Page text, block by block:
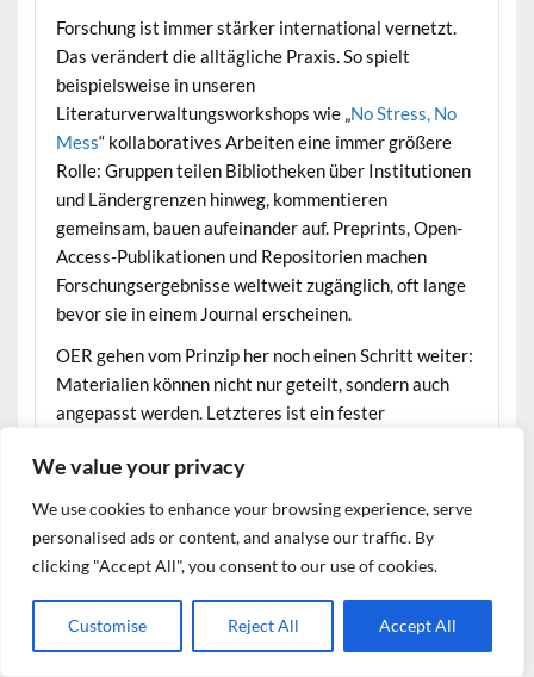
We value your privacy
We use cookies to enhance your browsing experience, serve
personalised ads or content, and analyse our traffic. By
clicking "Accept All", you consent to our use of cookies.
Customise Reject All Accept All
Forschung ist immer stärker international vernetzt.
Das verändert die alltägliche Praxis. So spielt
beispielsweise in unseren
Literaturverwaltungsworkshops wie „No Stress, No
Mess“ kollaboratives Arbeiten eine immer größere
Rolle: Gruppen teilen Bibliotheken über Institutionen
und Ländergrenzen hinweg, kommentieren
gemeinsam, bauen aufeinander auf. Preprints, Open-
Access-Publikationen und Repositorien machen
Forschungsergebnisse weltweit zugänglich, oft lange
bevor sie in einem Journal erscheinen.
OER gehen vom Prinzip her noch einen Schritt weiter:
Materialien können nicht nur geteilt, sondern auch
angepasst werden. Letzteres ist ein fester
vielen anderen offenen Materialien unterscheidet.
Eine Ressource, die in Deutschland entwickelt wurde,
kann in anderen Teilen der Welt weitergenutzt,
übersetzt oder für einen anderen Kontext
Kollegin, die bei uns hospitiert hat, fragte an, ob sie
Website weiterhin nutzt, stimmst du der Verwendung von Cookies zu.
Weitere Informationen, beispielsweise zur Kontrolle von Cookies, findest